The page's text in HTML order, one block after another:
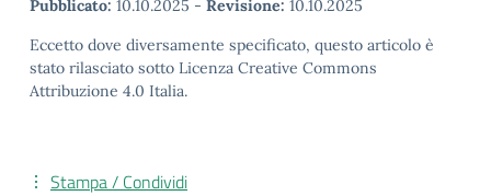
Pubblicato: 10.10.2025 - Revisione: 10.10.2025
Eccetto dove diversamente specificato, questo articolo è
stato rilasciato sotto Licenza Creative Commons
Attribuzione 4.0 Italia.
Stampa / Condividi